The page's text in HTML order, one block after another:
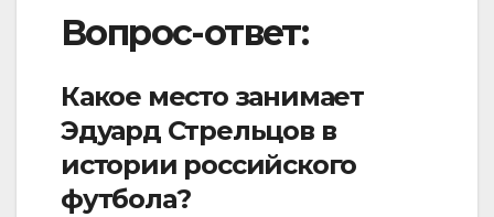
Вопрос-ответ:
Какое место занимает
Эдуард Стрельцов в
истории российского
футбола?